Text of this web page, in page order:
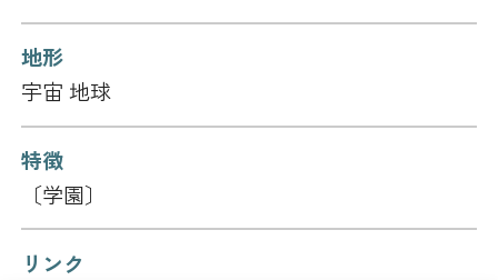
地形
宇宙 地球
特徴
〔学園〕
リンク